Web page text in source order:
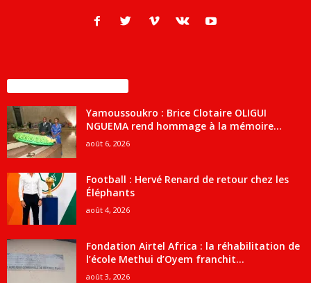
Yamoussoukro : Brice Clotaire OLIGUI
NGUEMA rend hommage à la mémoire...
août 6, 2026
Football : Hervé Renard de retour chez les
Éléphants
août 4, 2026
Fondation Airtel Africa : la réhabilitation de
l’école Methui d’Oyem franchit...
août 3, 2026